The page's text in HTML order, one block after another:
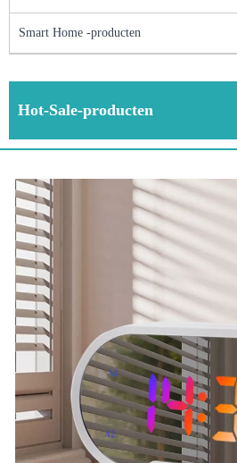
Smart Home -producten
Hot-Sale-producten